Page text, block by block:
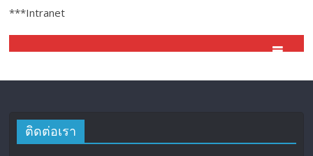
***Intranet
ติดต่อเรา